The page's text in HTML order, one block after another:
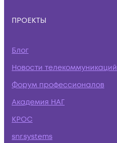
ПРОЕКТЫ
Блог
Новости телекоммуникаций
Форум профессионалов
Академия НАГ
КРОС
snr.systems